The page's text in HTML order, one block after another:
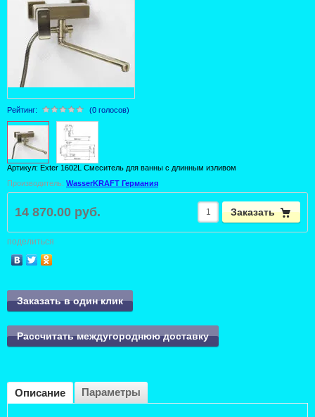
Рейтинг: (0 голосов)
Артикул: Exter 1602L Смеситель для ванны с длинным изливом
Производитель: WasserKRAFT Германия
14 870.00 руб. Заказать
поделиться
Заказать в один клик
Рассчитать междугороднюю доставку
Описание Параметры